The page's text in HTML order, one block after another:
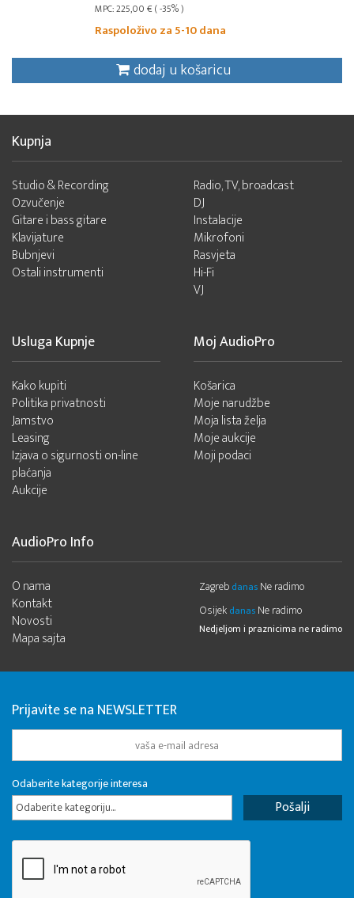
MPC: 225,00 € ( -35% )
Raspoloživo za 5-10 dana
dodaj u košaricu
Kupnja
Studio & Recording
Ozvučenje
Gitare i bass gitare
Klavijature
Bubnjevi
Ostali instrumenti
Radio, TV, broadcast
DJ
Instalacije
Mikrofoni
Rasvjeta
Hi-Fi
VJ
Usluga Kupnje
Kako kupiti
Politika privatnosti
Jamstvo
Leasing
Izjava o sigurnosti on-line
plaćanja
Aukcije
Moj AudioPro
Košarica
Moje narudžbe
Moja lista želja
Moje aukcije
Moji podaci
AudioPro Info
O nama
Kontakt
Novosti
Mapa sajta
Zagreb danas Ne radimo
Osijek danas Ne radimo
Nedjeljom i praznicima ne radimo
Prijavite se na NEWSLETTER
Odaberite kategorije interesa
Odaberite kategoriju...